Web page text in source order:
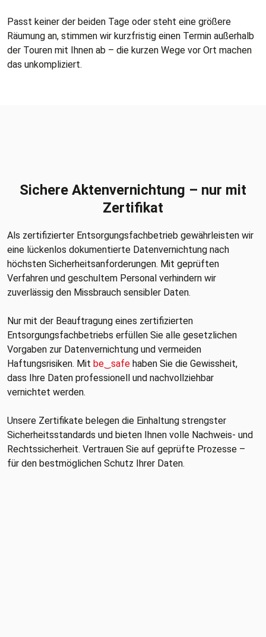
Passt keiner der beiden Tage oder steht eine größere
Räumung an, stimmen wir kurzfristig einen Termin außerhalb
der Touren mit Ihnen ab – die kurzen Wege vor Ort machen
das unkompliziert.
Sichere Aktenvernichtung – nur mit
Zertifikat
Als zertifizierter Entsorgungsfachbetrieb gewährleisten wir
eine lückenlos dokumentierte Datenvernichtung nach
höchsten Sicherheitsanforderungen. Mit geprüften
Verfahren und geschultem Personal verhindern wir
zuverlässig den Missbrauch sensibler Daten.
Nur mit der Beauftragung eines zertifizierten
Entsorgungsfachbetriebs erfüllen Sie alle gesetzlichen
Vorgaben zur Datenvernichtung und vermeiden
Haftungsrisiken. Mit be‿safe haben Sie die Gewissheit,
dass Ihre Daten professionell und nachvollziehbar
vernichtet werden.
Unsere Zertifikate belegen die Einhaltung strengster
Sicherheitsstandards und bieten Ihnen volle Nachweis- und
Rechtssicherheit. Vertrauen Sie auf geprüfte Prozesse –
für den bestmöglichen Schutz Ihrer Daten.